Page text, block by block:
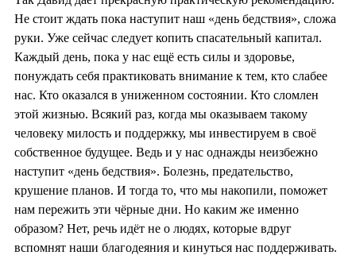
Не стоит ждать пока наступит наш «день бедствия», сложа
руки. Уже сейчас следует копить спасательный капитал.
Каждый день, пока у нас ещё есть силы и здоровье,
понуждать себя практиковать внимание к тем, кто слабее
нас. Кто оказался в униженном состоянии. Кто сломлен
этой жизнью. Всякий раз, когда мы оказываем такому
человеку милость и поддержку, мы инвестируем в своё
собственное будущее. Ведь и у нас однажды неизбежно
наступит «день бедствия». Болезнь, предательство,
крушение планов. И тогда то, что мы накопили, поможет
нам пережить эти чёрные дни. Но каким же именно
образом? Нет, речь идёт не о людях, которые вдруг
вспомнят наши благодеяния и кинуться нас поддерживать.